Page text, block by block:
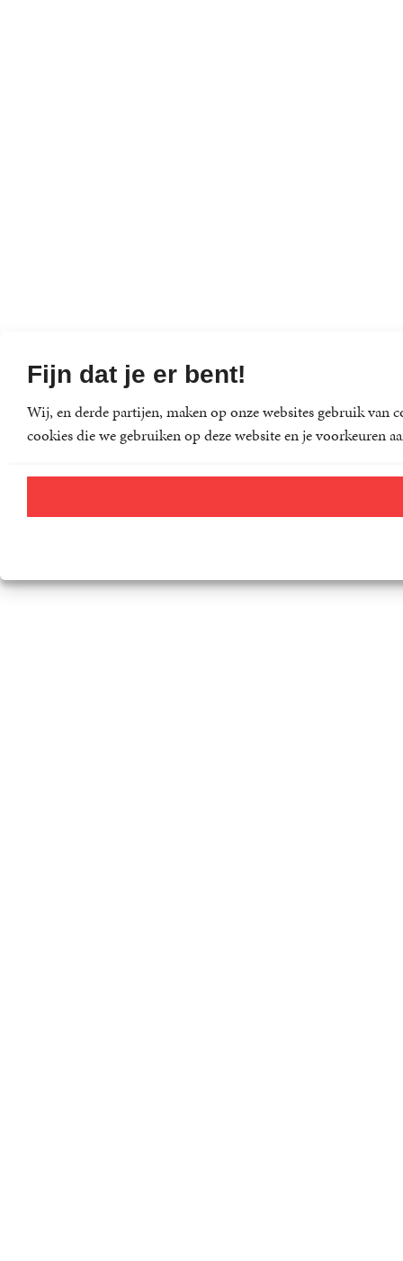
Fijn dat je er bent!
Wij, en derde partijen, maken op onze websites gebruik van
cookies die we gebruiken op deze website en je voorkeuren